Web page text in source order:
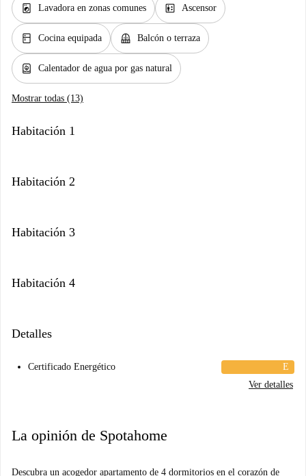
local_laundry_service Lavadora en zonas comunes elevator Ascensor
kitchen Cocina equipada balcony Balcón o terraza
water_heater Calentador de agua por gas natural
Mostrar todas (13)
Habitación 1
Habitación 2
Habitación 3
Habitación 4
Detalles
Certificado Energético
E
Ver detalles
La opinión de Spotahome
Descubra un acogedor apartamento de 4 dormitorios en el corazón de